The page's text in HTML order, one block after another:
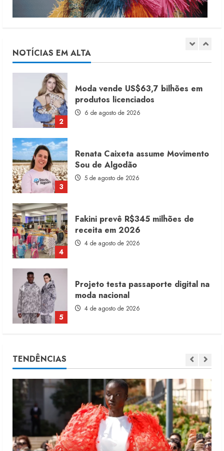
NOTÍCIAS EM ALTA
2
6 de agosto de 2026
3
Renata Caixeta assume Movimento
Sou de Algodão
5 de agosto de 2026
4
Fakini prevê R$345 milhões de
receita em 2026
4 de agosto de 2026
5
Projeto testa passaporte digital na
moda nacional
4 de agosto de 2026
1
Dia dos Pais reforça retomada da
moda no varejo
7 de agosto de 2026
2
3
Renata Caixeta assume Movimento
Sou de Algodão
5 de agosto de 2026
TENDÊNCIAS